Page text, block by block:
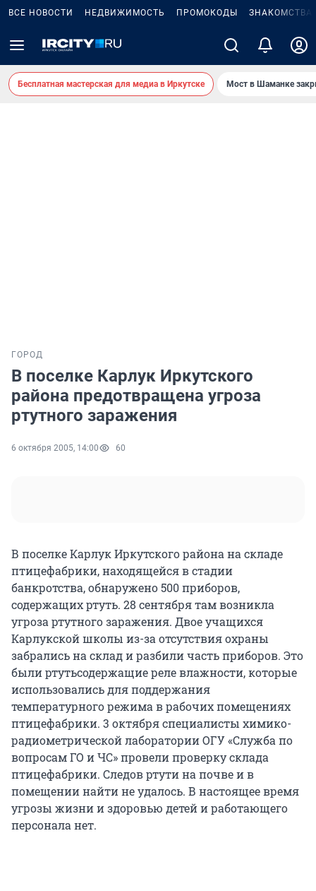
ВСЕ НОВОСТИ НЕДВИЖИМОСТЬ ПРОМОКОДЫ ЗНАКОМСТВА
Бесплатная мастерская для медиа в Иркутске Мост в Шаманке
ГОРОД
В поселке Карлук Иркутского
района предотвращена угроза
ртутного заражения
6 октября 2005, 14:00 60
В поселке Карлук Иркутского района на складе
птицефабрики, находящейся в стадии
банкротства, обнаружено 500 приборов,
содержащих ртуть. 28 сентября там возникла
угроза ртутного заражения. Двое учащихся
Карлукской школы из-за отсутствия охраны
забрались на склад и разбили часть приборов. Это
были ртутьсодержащие реле влажности, которые
использовались для поддержания
температурного режима в рабочих помещениях
птицефабрики. 3 октября специалисты химико-
радиометрической лаборатории ОГУ «Служба по
вопросам ГО и ЧС» провели проверку склада
птицефабрики. Следов ртути на почве и в
помещении найти не удалось. В настоящее время
угрозы жизни и здоровью детей и работающего
персонала нет.